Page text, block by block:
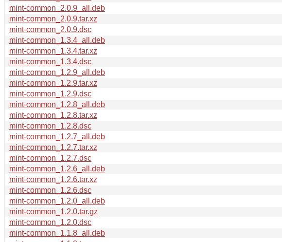
mint-common_2.0.9_all.deb
mint-common_2.0.9.tar.xz
mint-common_2.0.9.dsc
mint-common_1.3.4_all.deb
mint-common_1.3.4.tar.xz
mint-common_1.3.4.dsc
mint-common_1.2.9_all.deb
mint-common_1.2.9.tar.xz
mint-common_1.2.9.dsc
mint-common_1.2.8_all.deb
mint-common_1.2.8.tar.xz
mint-common_1.2.8.dsc
mint-common_1.2.7_all.deb
mint-common_1.2.7.tar.xz
mint-common_1.2.7.dsc
mint-common_1.2.6_all.deb
mint-common_1.2.6.tar.xz
mint-common_1.2.6.dsc
mint-common_1.2.0_all.deb
mint-common_1.2.0.tar.gz
mint-common_1.2.0.dsc
mint-common_1.1.8_all.deb